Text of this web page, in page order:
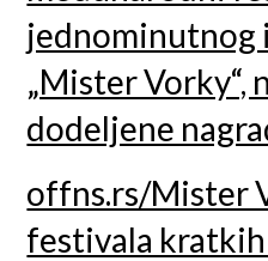
jednominutnog
„Mister Vorky“,
dodeljene
offns.rs/Mister
festivala